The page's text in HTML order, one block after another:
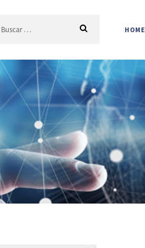
HOME